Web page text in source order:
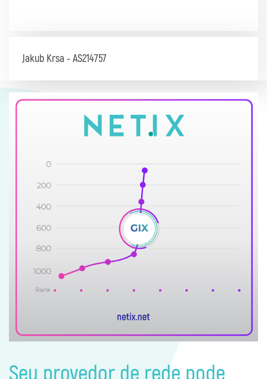
Jakub Krsa - AS214757